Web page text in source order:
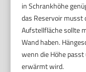
in Schrankhöhe
das Reservoir musst
Aufstellfläche sollte
Wand haben.
wenn die Höhe
erwärmt wird.